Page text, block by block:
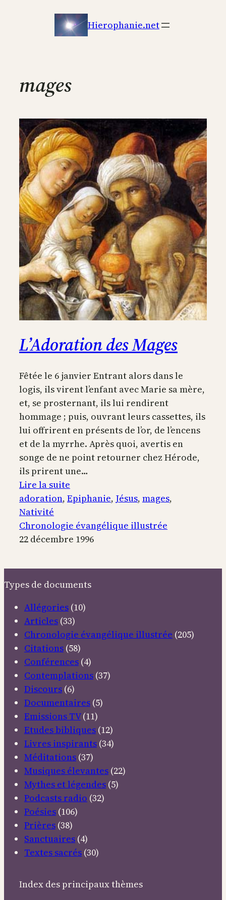
Hierophanie.net
mages
L’Adoration des Mages
Fêtée le 6 janvier Entrant alors dans le
logis, ils virent l’enfant avec Marie sa mère,
et, se prosternant, ils lui rendirent
hommage ; puis, ouvrant leurs cassettes, ils
lui offrirent en présents de l’or, de l’encens
et de la myrrhe. Après quoi, avertis en
songe de ne point retourner chez Hérode,
ils prirent une…
Lire la suite
L’Adoration
Mages
adoration, Epiphanie, Jésus, mages
Nativité
Chronologie évangélique illustrée
22 décembre 1996
Types de documents
Allégories (10)
Articles (33)
Chronologie évangélique illustrée (205)
Citations (58)
Conférences (4)
Contemplations (37)
Discours (6)
Documentaires (5)
Emissions TV(11)
Etudes bibliques (12)
Livres inspirants (34)
Méditations (37)
Musiques élevantes (22)
Mythes et légendes (5)
Podcasts radio (32)
Poésies (106)
Prières (38)
Sanctuaires (4)
Textes sacrés (30)
Index des principaux thèmes